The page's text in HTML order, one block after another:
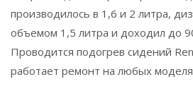
производилось в 1,6 и 2 литра,
объемом 1,5 литра и доходил до
Проводится подогрев сидений
работает ремонт на любых